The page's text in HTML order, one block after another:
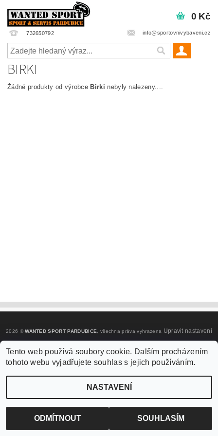
732650792 info@sportovnivybaveni.cz
0 Kč
BIRKI
Žádné produkty od výrobce Birki nebyly nalezeny....
2026 ©WANTED SPORT PARDUBICE , všechna práva vyhrazena Upravit nastavení
cookies
Vytvořil Shoptet
Tento web používá soubory cookie. Dalším procházením
tohoto webu vyjadřujete souhlas s jejich používáním.
NASTAVENÍ
ODMÍTNOUT SOUHLASÍM